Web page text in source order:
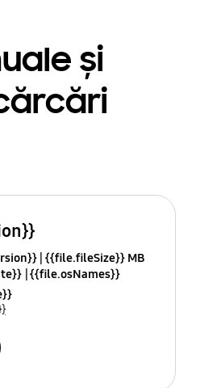
și
{{file.fileSize}} MB
{{file.osNames}}